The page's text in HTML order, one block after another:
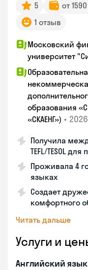
5 от
1 отзыв
Московский
университет
образования
«СКАЕНГ») •
Получила
TEFL/TESOL
Проживала 4
языках
Создает
комфортного
Читать дальше
Услуги и
Английский язык